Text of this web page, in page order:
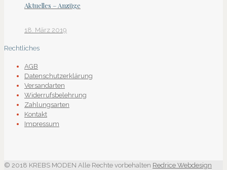
Aktuelles – Anzüge
18. März 2019
Rechtliches
AGB
Datenschutzerklärung
Versandarten
Widerrufsbelehrung
Zahlungsarten
Kontakt
Impressum
© 2018 KREBS MODEN Alle Rechte vorbehalten Redrice Webdesign